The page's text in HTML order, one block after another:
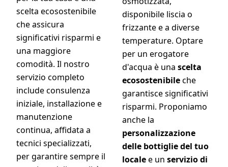
scelta ecosostenibile
che assicura
significativi risparmi e
una maggiore
comodità. Il nostro
servizio completo
include consulenza
iniziale, installazione e
manutenzione
continua, affidata a
tecnici specializzati,
per garantire sempre il
disponibile liscia o
frizzante e a diverse
temperature. Optare
per un erogatore
d'acqua è una scelta
ecosostenibileche
garantisce significativi
risparmi. Proponiamo
anche la
personalizzazione
delle bottiglie del tuo
localee un servizio di